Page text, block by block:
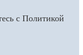
с Политикой